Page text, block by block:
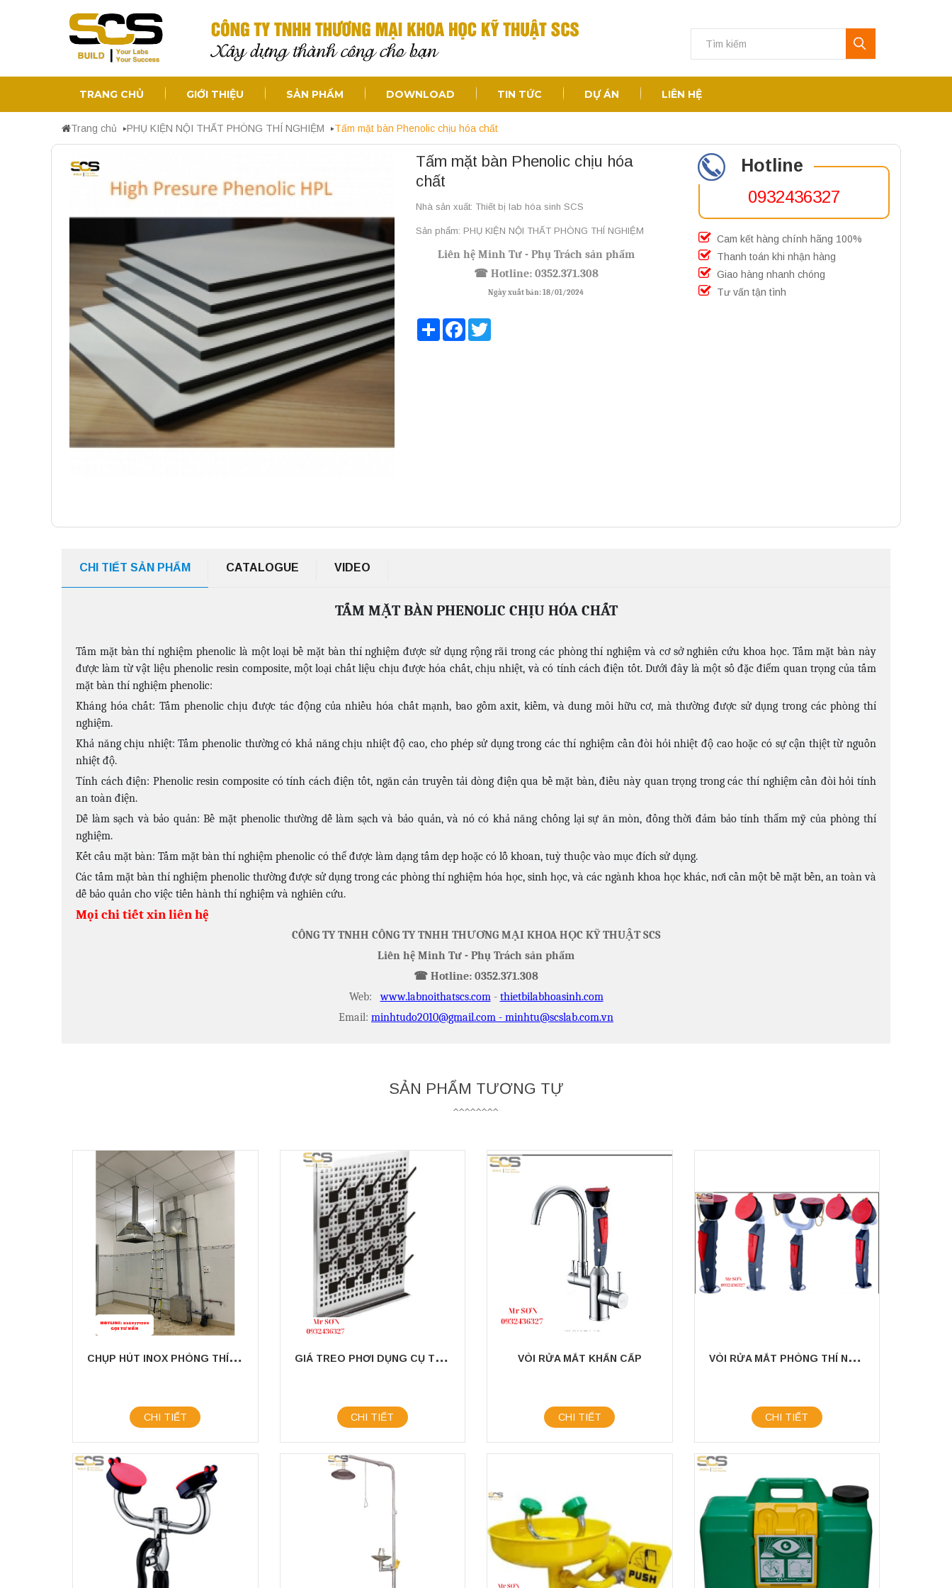
TRANG CHỦ GIỚI THIỆU SẢN PHẨM DOWNLOAD TIN TỨC DỰ ÁN LIÊN HỆ
Trang chủ PHỤ KIỆN NỘI THẤT PHÒNG THÍ NGHIỆM Tấm mặt bàn Phenolic chịu hóa chất
Tấm mặt bàn Phenolic chịu hóa
chất
Nhà sản xuất: Thiết bị lab hóa sinh SCS
Sản phẩm: PHỤ KIỆN NỘI THẤT PHÒNG THÍ NGHIỆM
Liên hệ Minh Tư - Phụ Trách sản phẩm
☎Hotline: 0352.371.308
Ngày xuất bản: 18/01/2024
Share Facebook
Hotline
0932436327
Cam kết hàng chính hãng 100%
Thanh toán khi nhận hàng
Giao hàng nhanh chóng
Tư vấn tận tình
CHI TIẾT SẢN PHẨM CATALOGUE VIDEO
TẤM MẶT BÀN PHENOLIC CHỊU HÓA CHẤT
Tấm mặt bàn thí nghiệm phenolic là một loại bề mặt bàn thí nghiệm được sử dụng rộng rãi trong các phòng thí nghiệm và cơ sở nghiên cứu khoa học. Tấm mặt bàn này
được làm từ vật liệu phenolic resin composite, một loại chất liệu chịu được hóa chất, chịu nhiệt, và có tính cách điện tốt. Dưới đây là một số đặc điểm quan trọng của tấm
mặt bàn thí nghiệm phenolic:
Kháng hóa chất: Tấm phenolic chịu được tác động của nhiều hóa chất mạnh, bao gồm axit, kiềm, và dung môi hữu cơ, mà thường được sử dụng trong các phòng thí
nghiệm.
Khả năng chịu nhiệt: Tấm phenolic thường có khả năng chịu nhiệt độ cao, cho phép sử dụng trong các thí nghiệm cần đòi hỏi nhiệt độ cao hoặc có sự cận thịệt từ nguồn
nhiệt độ.
Tính cách điện: Phenolic resin composite có tính cách điện tốt, ngăn cản truyền tải dòng điện qua bề mặt bàn, điều này quan trọng trong các thí nghiệm cần đòi hỏi tính
an toàn điện.
Dễ làm sạch và bảo quản: Bề mặt phenolic thường dễ làm sạch và bảo quản, và nó có khả năng chống lại sự ăn mòn, đồng thời đảm bảo tính thẩm mỹ của phòng thí
nghiệm.
Kết cấu mặt bàn: Tấm mặt bàn thí nghiệm phenolic có thể được làm dạng tấm dẹp hoặc có lỗ khoan, tuỳ thuộc vào mục đích sử dụng.
Các tấm mặt bàn thí nghiệm phenolic thường được sử dụng trong các phòng thí nghiệm hóa học, sinh học, và các ngành khoa học khác, nơi cần một bề mặt bền, an toàn và
dễ bảo quản cho việc tiến hành thí nghiệm và nghiên cứu.
Mọi chi tiết xin liên hệ
CÔNG TY TNHH CÔNG TY TNHH THƯƠNG MẠI KHOA HỌC KỸ THUẬT SCS
Liên hệ Minh Tư - Phụ Trách sản phẩm
☎ Hotline: 0352.371.308
Web:www.labnoithatscs.com- thietbilabhoasinh.com
Email: minhtudo2010@gmail.com - minhtu@scslab.com.vn
SẢN PHẨM TƯƠNG TỰ
C
HỤP HÚT INOX PHÒNG THÍ NGHIỆM GIÁ XUẤT XƯỞNG TẠI MIỀN NAM
CHI TIẾT
G
IÁ TREO PHƠI DỤNG CỤ THỦY TINH
CHI TIẾT
VÒI RỬA MẮT KHẨN CẤP
CHI TIẾT
V
ÒI RỬA MẮT PHÒNG THÍ NGHIỆM
CHI TIẾT